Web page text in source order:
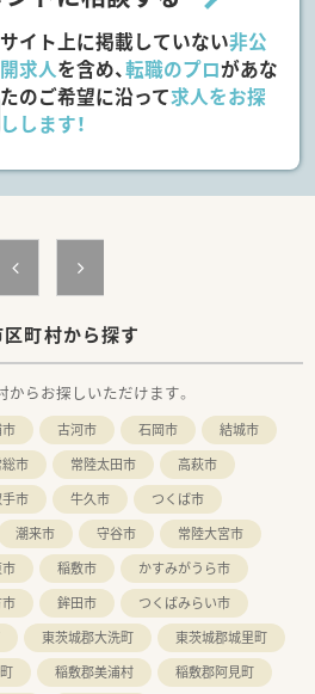
≫
の実績あり、制度として夏季休暇はない
す。有給消化をしたくない場合は他店舗
いただくことも可能です！
PCR検査を実施しています
の方、地元に腰を据えて働きたい方
る方
したい方
サイト上に掲載していない非公
開求人を含め、転職のプロがあな
たのご希望に沿って求人をお探
しします！
町村から探す
らお探しいただけます。
古河市 石岡市
結城市
総市 常陸太田市
高萩市
市 牛久市
つくば市
潮来市 守谷市
常陸大宮市
稲敷市
かすみがうら市
鉾田市
つくばみらい市
東茨城郡大洗町
東茨城郡城里町
稲敷郡美浦村
稲敷郡阿見町